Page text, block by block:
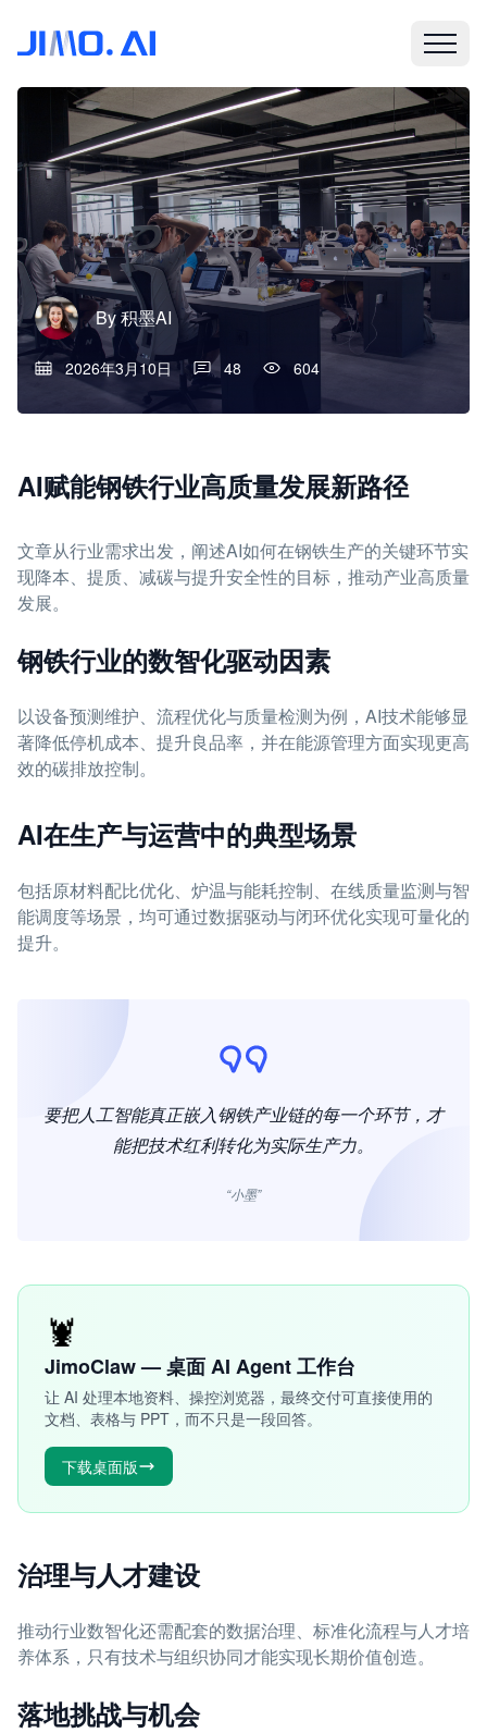
By积墨AI
2026年3月10日 48 604
AI赋能钢铁行业高质量发展新路径
文章从行业需求出发，阐述AI如何在钢铁生产的关键环节实
现降本、提质、减碳与提升安全性的目标，推动产业高质量
发展。
钢铁行业的数智化驱动因素
以设备预测维护、流程优化与质量检测为例，AI技术能够显
著降低停机成本、提升良品率，并在能源管理方面实现更高
效的碳排放控制。
AI在生产与运营中的典型场景
包括原材料配比优化、炉温与能耗控制、在线质量监测与智
能调度等场景，均可通过数据驱动与闭环优化实现可量化的
提升。
要把人工智能真正嵌入钢铁产业链的每一个环节，才
能把技术红利转化为实际生产力。
“小墨”
🦞
JimoClaw — 桌面 AI Agent 工作台
让 AI 处理本地资料、操控浏览器，最终交付可直接使用的
文档、表格与 PPT，而不只是一段回答。
下载桌面版
治理与人才建设
推动行业数智化还需配套的数据治理、标准化流程与人才培
养体系，只有技术与组织协同才能实现长期价值创造。
落地挑战与机会